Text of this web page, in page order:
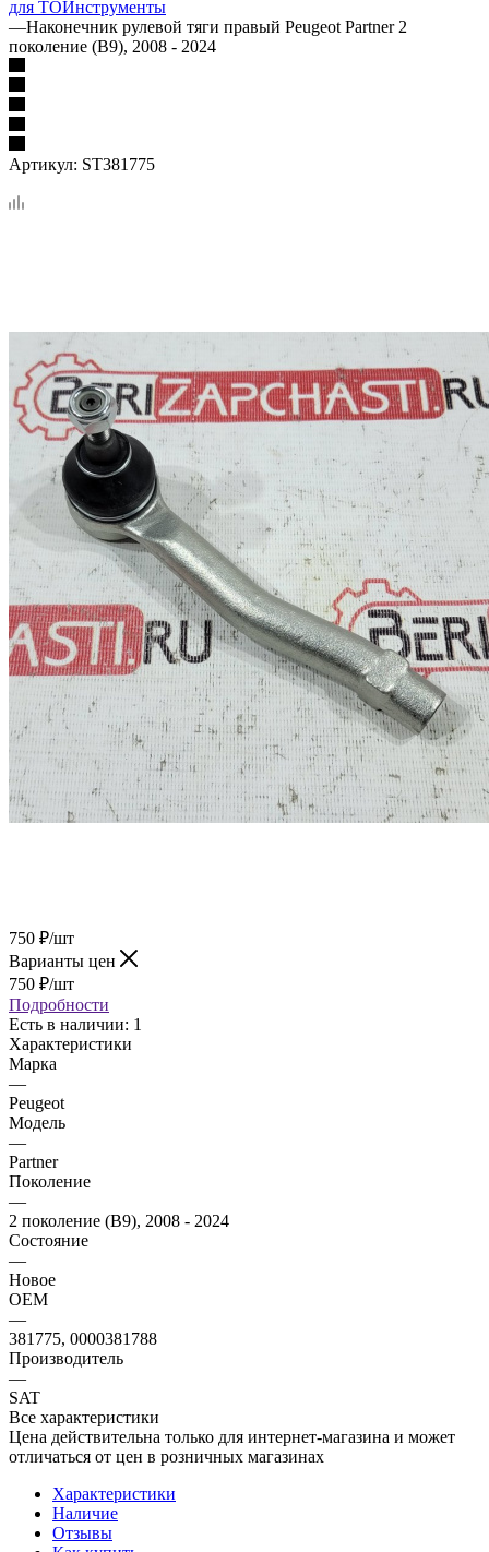
для ТОИнструменты
—Наконечник рулевой тяги правый Peugeot Partner 2
поколение (B9), 2008 - 2024
Артикул: ST381775
750 ₽/шт
Варианты цен
750 ₽/шт
Подробности
Есть в наличии: 1
Характеристики
Марка
—
Peugeot
Модель
—
Partner
Поколение
—
2 поколение (B9), 2008 - 2024
Состояние
—
Новое
OEM
—
381775, 0000381788
Производитель
—
SAT
Все характеристики
Цена действительна только для интернет-магазина и может
отличаться от цен в розничных магазинах
Характеристики
Наличие
Отзывы